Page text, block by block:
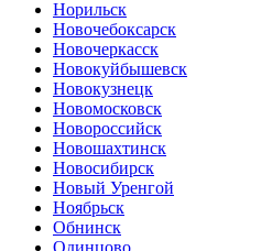
Норильск
Новочебоксарск
Новочеркасск
Новокуйбышевск
Новокузнецк
Новомосковск
Новороссийск
Новошахтинск
Новосибирск
Новый Уренгой
Ноябрьск
Обнинск